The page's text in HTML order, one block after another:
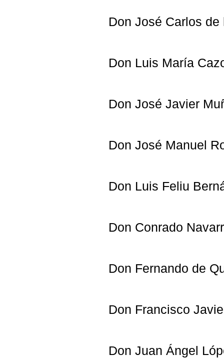
Don José
Don Luis
Don José Javier
Don José Manuel
Don
Don Conrado
Don
Don Francisco
Don